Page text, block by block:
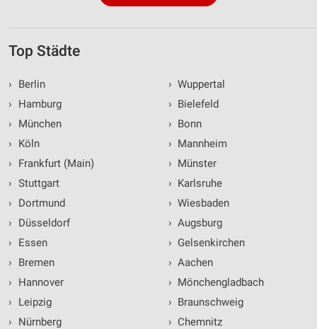
Top Städte
›
Berlin
›
Hamburg
›
München
›
Köln
›
Frankfurt (Main)
› Stuttgart
›
Dortmund
›
Düsseldorf
›
Essen
›
Bremen
›
Hannover
›
Leipzig
›
Nürnberg
› Wuppertal
› Bielefeld
› Bonn
› Mannheim
› Münster
› Karlsruhe
› Wiesbaden
› Augsburg
› Gelsenkirchen
› Aachen
› Mönchengladbach
› Braunschweig
› Chemnitz